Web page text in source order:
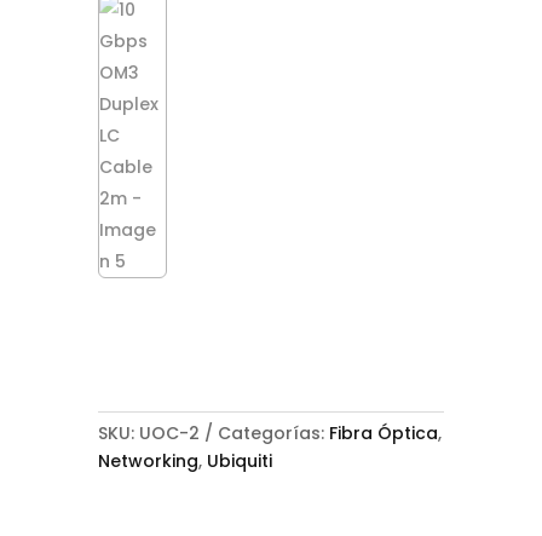
SKU: UOC-2 Categorías: Fibra Óptica,
Networking, Ubiquiti